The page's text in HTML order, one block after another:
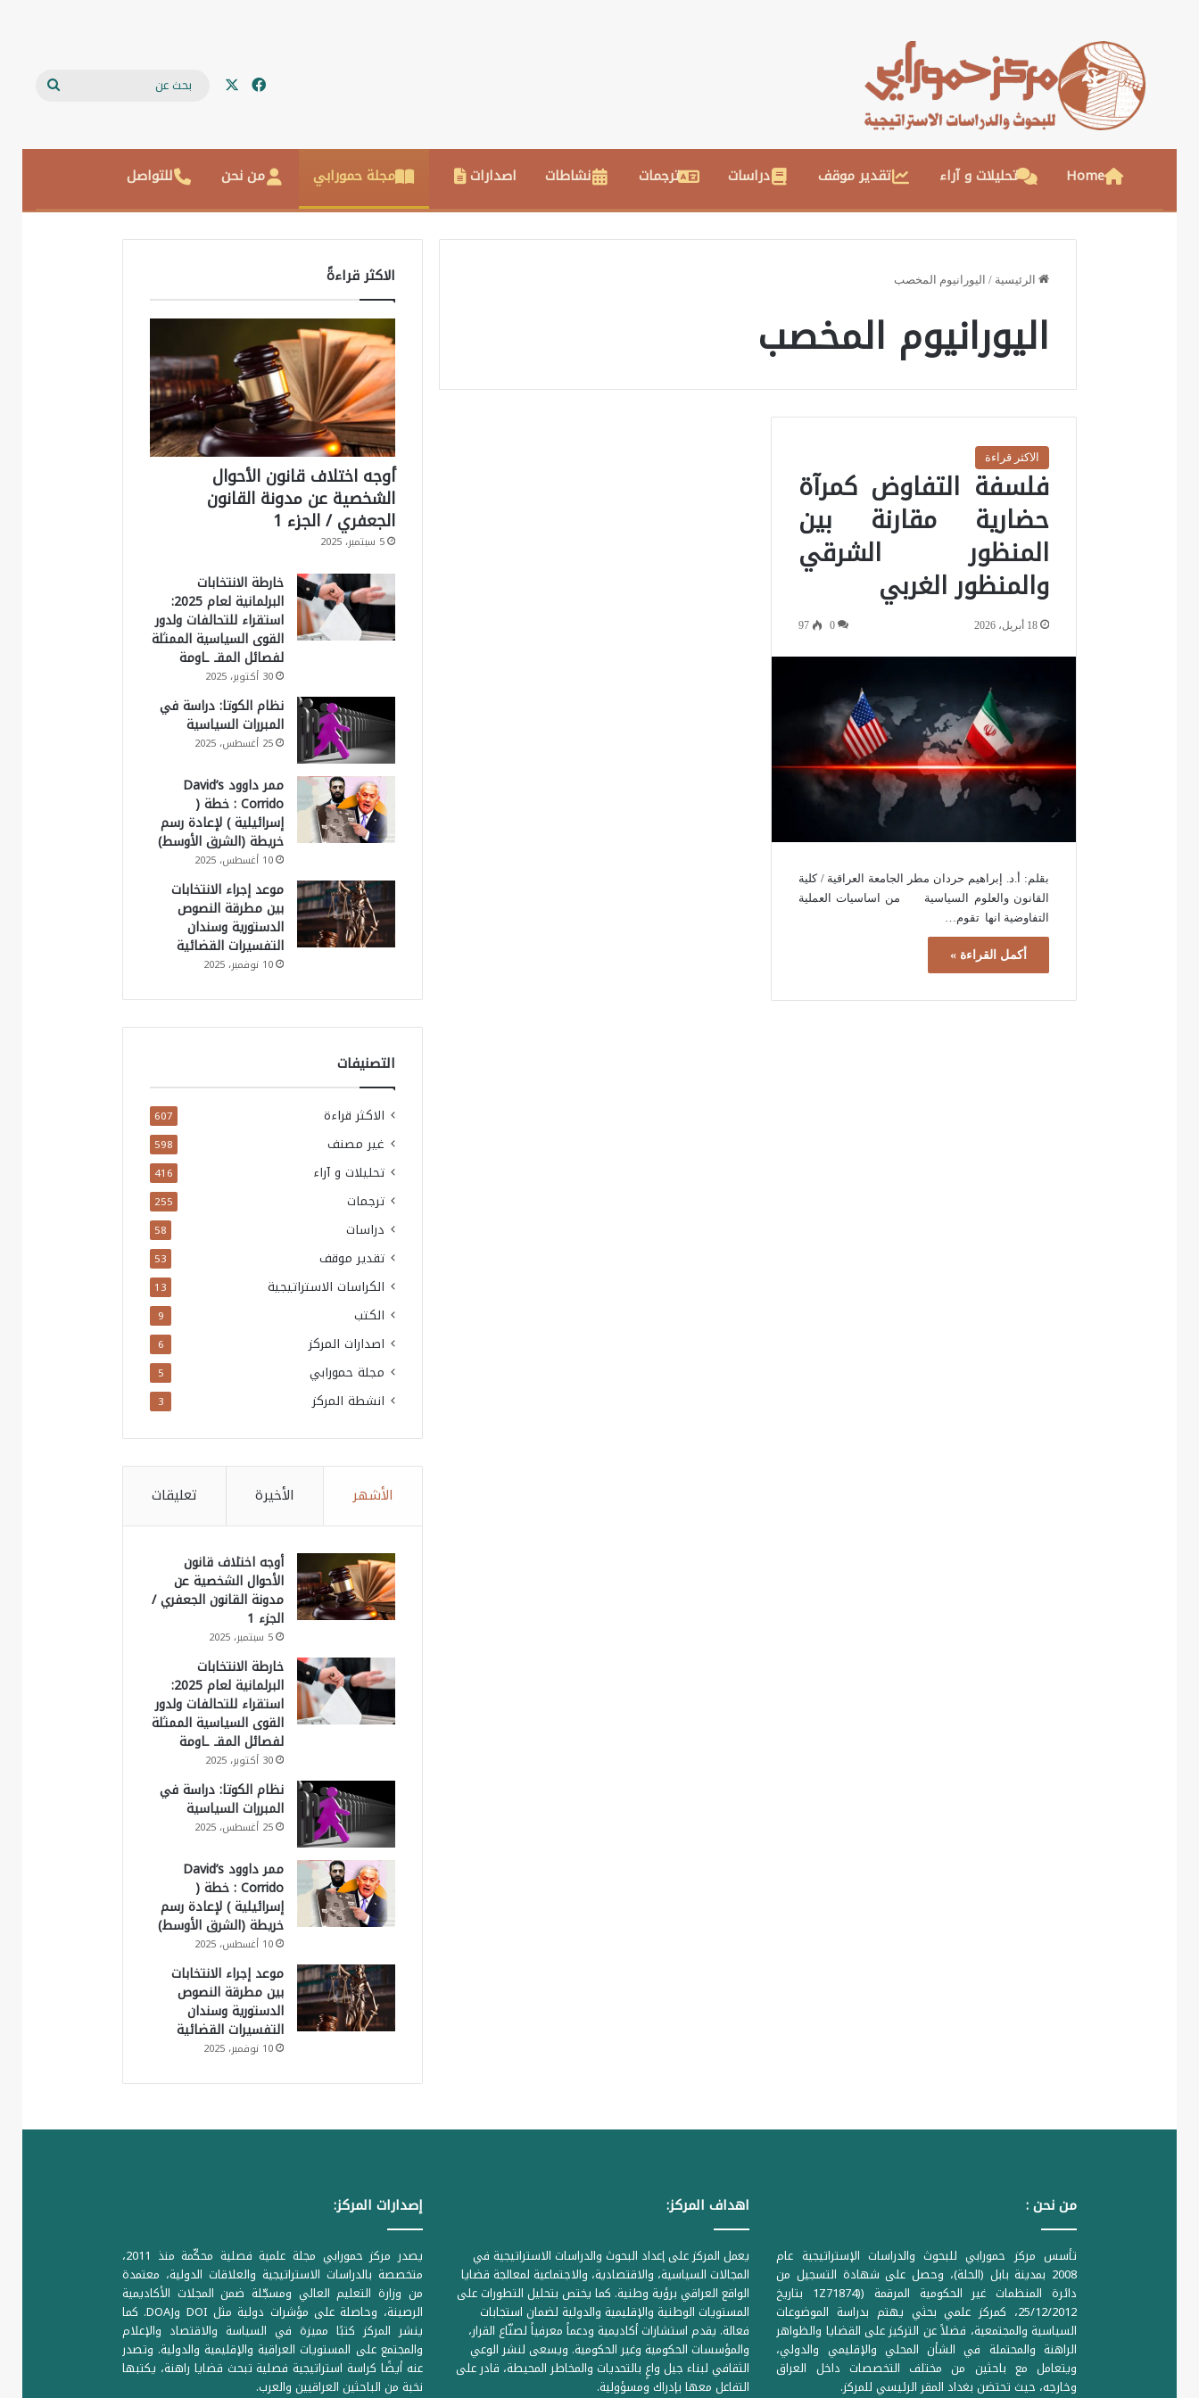
فيسبوك
Home تحليلات و آراء تقدير موقف دراسات ترجمات نشاطات اصدارات مجلة حمورابي من نحن للتواصل
الرئيسية / اليورانيوم المخصب
اليورانيوم المخصب
الاكثر قراءة
فلسفة التفاوض كمرآة
حضارية مقارنة بين
المنظور الشرقي
والمنظور الغربي
18 أبريل، 2026 0
97
بقلم: أ.د. إبراهيم حردان مطر الجامعة العراقية / كلية
القانون والعلوم السياسية من اساسيات العملية
التفاوضية انها تقوم…
أكمل القراءة »
الاكثر قراءةً
أوجه اختلاف قانون الأحوال
الشخصية عن مدونة القانون
الجعفري / الجزء 1
5 سبتمبر، 2025
خارطة الانتخابات
البرلمانية لعام 2025:
استقراء للتحالفات ولدور
القوى السياسية الممثلة
لفصائل المقـ ـاومة
30 أكتوبر، 2025
نظام الكوتا: دراسة في
المبررات السياسية
25 أغسطس، 2025
ممر داوود David’s
Corrido : خطة (
إسرائيلية ) لإعادة رسم
خريطة (الشرق الأوسط)
10 أغسطس، 2025
موعد إجراء الانتخابات
بين مطرقة النصوص
الدستورية وسندان
التفسيرات القضائية
10 نوفمبر، 2025
التصنيفات
الاكثر قراءة 607
غير مصنف 598
تحليلات و آراء 416
ترجمات 255
دراسات 58
تقدير موقف 53
الكراسات الاستراتيجية 13
الكتب 9
اصدارات المركز 6
مجلة حمورابي 5
انشطة المركز 3
الأشهر الأخيرة تعليقات
أوجه اختلاف قانون
الأحوال الشخصية عن
مدونة القانون الجعفري /
الجزء 1
5 سبتمبر، 2025
خارطة الانتخابات
البرلمانية لعام 2025:
استقراء للتحالفات ولدور
القوى السياسية الممثلة
لفصائل المقـ ـاومة
30 أكتوبر، 2025
نظام الكوتا: دراسة في
المبررات السياسية
25 أغسطس، 2025
ممر داوود David’s
Corrido : خطة (
إسرائيلية ) لإعادة رسم
خريطة (الشرق الأوسط)
10 أغسطس، 2025
موعد إجراء الانتخابات
بين مطرقة النصوص
الدستورية وسندان
التفسيرات القضائية
10 نوفمبر، 2025
من نحن :
تأسس مركز حمورابي للبحوث والدراسات الإستراتيجية عام
2008 بمدينة بابل (الحلة)، وحصل على شهادة التسجيل من
دائرة المنظمات غير الحكومية المرقمة ((1Z71874 بتاريخ
25/12/2012، كمركز علمي بحثي يهتم بدراسة الموضوعات
السياسية والمجتمعية، فضلاً عن التركيز على القضايا والظواهر
الراهنة والمحتملة في الشأن المحلي والإقليمي والدولي،
ويتعامل مع باحثين من مختلف التخصصات داخل العراق
وخارجه، حيث تحتضن بغداد المقر الرئيسي للمركز.
اهداف المركز:
يعمل المركز على إعداد البحوث والدراسات الاستراتيجية في
المجالات السياسية، والاقتصادية، والاجتماعية لمعالجة قضايا
الواقع العراقي برؤية وطنية. كما يختص بتحليل التطورات على
المستويات الوطنية والإقليمية والدولية لضمان استجابات
فعالة. يقدم استشارات أكاديمية ودعماً معرفياً لصنّاع القرار،
والمؤسسات الحكومية وغير الحكومية. ويسعى لنشر الوعي
الثقافي لبناء جيل واعٍ بالتحديات والمخاطر المحيطة، قادر على
التفاعل معها بإدراك ومسؤولية.
إصدارات المركز:
يصدر مركز حمورابي مجلة علمية فصلية محكّمة منذ 2011،
متخصصة بالدراسات الاستراتيجية والعلاقات الدولية، معتمدة
من وزارة التعليم العالي ومسجّلة ضمن المجلات الأكاديمية
الرصينة، وحاصلة على مؤشرات دولية مثل DOI وDOAJ. كما
ينشر المركز كتبًا مميزة في السياسة والاقتصاد والإعلام
والمجتمع على المستويات العراقية والإقليمية والدولية. وتصدر
عنه أيضًا كراسة استراتيجية فصلية تبحث قضايا راهنة، يكتبها
نخبة من الباحثين العراقيين والعرب.